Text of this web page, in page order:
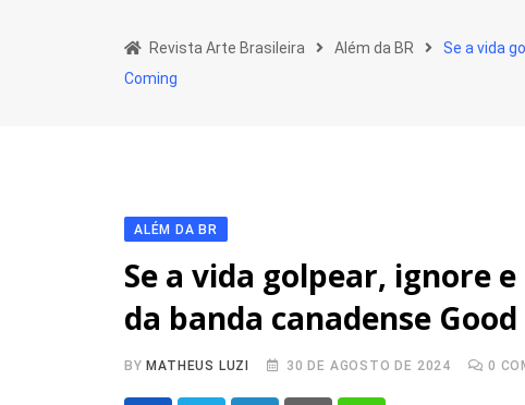
Revista Arte Brasileira Além da BR
Se a vida
Coming
ALÉM DA BR
Se a vida golpear, ignore
da banda canadense
BY MATHEUS LUZI 30 DE AGOSTO DE 2024 0